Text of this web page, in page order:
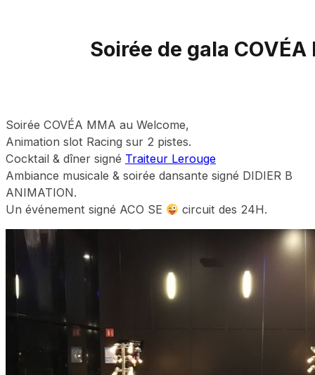
Soirée de gala
Soirée COVÉA MMA au Welcome,
Animation slot Racing sur 2 pistes.
Cocktail & dîner signé Traiteur Lerouge
Ambiance musicale & soirée dansante signé DIDIER B
ANIMATION.
Un événement signé ACO SE
circuit des 24H.